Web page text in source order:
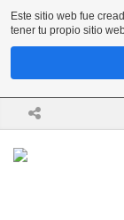
Este sitio web fue
tener tu propio sitio